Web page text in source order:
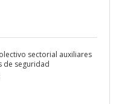
sectorial auxiliares
de seguridad